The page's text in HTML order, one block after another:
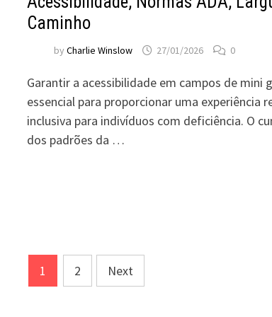
Caminho
byCharlie Winslow 27/01/2026 0
Garantir a acessibilidade em campos de mini
essencial para proporcionar uma experiência
inclusiva para indivíduos com deficiência. O
dos padrões da …
Posts
pagination
1 2 Next